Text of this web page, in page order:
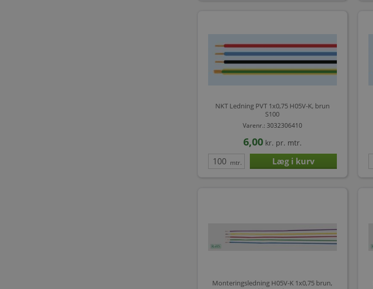
NKT Ledning PVT 1x0,75 H05V-K, brun
S100
Varenr.: 3032306410
6,00 kr. pr. mtr.
mtr.
Monteringsledning H05V-K 1x0,75 brun,